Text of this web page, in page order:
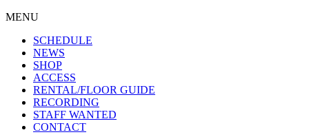
MENU
SCHEDULE
NEWS
SHOP
ACCESS
RENTAL/FLOOR GUIDE
RECORDING
STAFF WANTED
CONTACT